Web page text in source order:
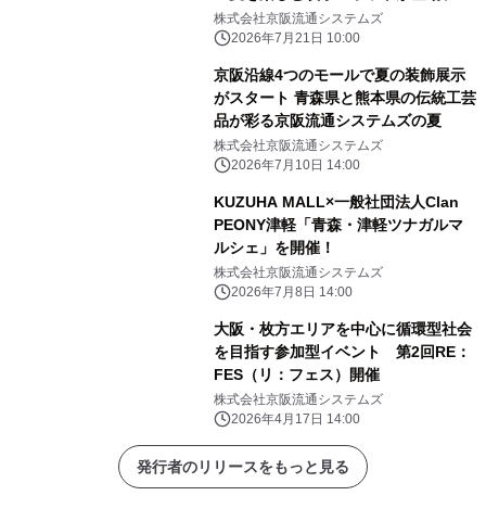
加型の水合戦も開催します
株式会社京阪流通システムズ
2026年7月21日 10:00
京阪沿線4つのモールで夏の装飾展示
がスタート 青森県と熊本県の伝統工芸
品が彩る京阪流通システムズの夏
株式会社京阪流通システムズ
2026年7月10日 14:00
KUZUHA MALL×一般社団法人Clan
PEONY津軽「青森・津軽ツナガルマ
ルシェ」を開催！
株式会社京阪流通システムズ
2026年7月8日 14:00
大阪・枚方エリアを中心に循環型社会
を目指す参加型イベント 第2回RE：
FES（リ：フェス）開催
株式会社京阪流通システムズ
2026年4月17日 14:00
発行者のリリースをもっと見る